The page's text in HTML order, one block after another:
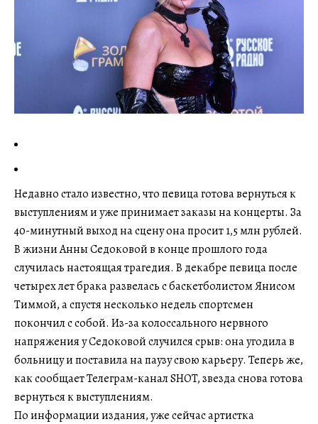
Недавно стало известно, что певица готова вернуться к
выступлениям и уже принимает заказы на концерты. За
40-минутный выход на сцену она просит 1,5 млн рублей.
В жизни Анны Седоковой в конце прошлого года
случилась настоящая трагедия. В декабре певица после
четырех лет брака развелась с баскетболистом Янисом
Тиммой, а спустя несколько недель спортсмен
покончил с собой. Из-за колоссального нервного
напряжения у Седоковой случился срыв: она угодила в
больницу и поставила на паузу свою карьеру. Теперь же,
как сообщает Телеграм-канал SHOT, звезда снова готова
вернуться к выступлениям.
По информации издания, уже сейчас артистка